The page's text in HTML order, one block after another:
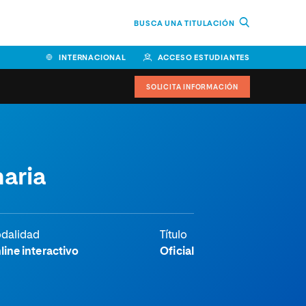
BUSCA UNA TITULACIÓN
INTERNACIONAL ACCESO ESTUDIANTES
SOLICITA INFORMACIÓN
interactivo
Título
Oficial